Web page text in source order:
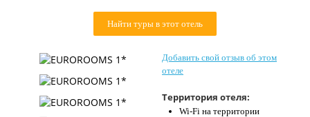
О нас
Контакты
Найти туры в этот отель
Добавить свой отзыв об этом
отеле
Территория отеля:
Wi-Fi на территории